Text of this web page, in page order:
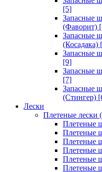
[5]
Запасные
(Фаворит)
Запасные
(Косадака)
Запасные
[9]
Запасные
[7]
Запасные
(Стингер)
Лески
Плетеные лески
Плетеные
Плетеные
Плетеные
Плетеные
Плетеные
Плетеные